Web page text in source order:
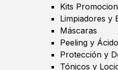
Kits
Limpiadores y
Máscaras
Peeling y
Protección y
Tónicos y